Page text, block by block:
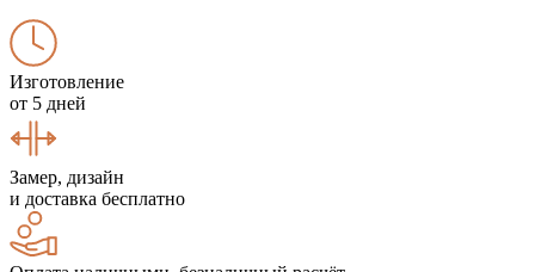
Изготовление
от 5 дней
Замер, дизайн
и доставка бесплатно